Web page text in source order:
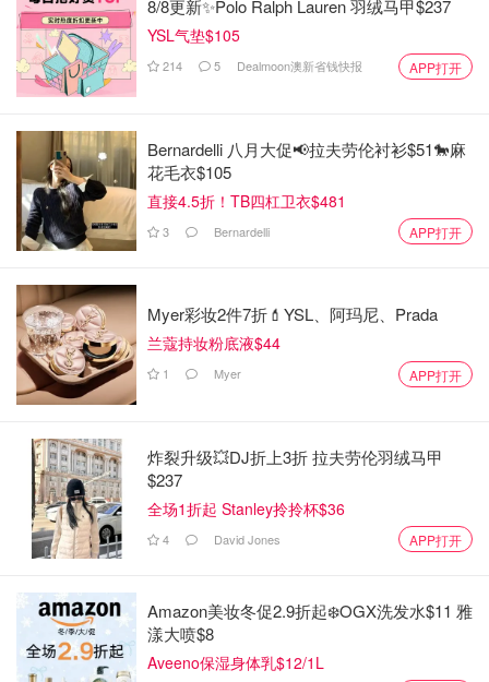
8/8更新✨Polo Ralph Lauren 羽绒马甲$237
YSL气垫$105
214 5 Dealmoon澳新省钱快报 APP打开
Bernardelli 八月大促📢拉夫劳伦衬衫$51🐎麻
花毛衣$105
直接4.5折！TB四杠卫衣$481
3 Bernardelli APP打开
Myer彩妆2件7折💄YSL、阿玛尼、Prada
兰蔻持妆粉底液$44
1 Myer APP打开
炸裂升级💥DJ折上3折 拉夫劳伦羽绒马甲
$237
全场1折起 Stanley拎拎杯$36
4 David Jones APP打开
Amazon美妆冬促2.9折起❄️OGX洗发水$11 雅
漾大喷$8
Aveeno保湿身体乳$12/1L